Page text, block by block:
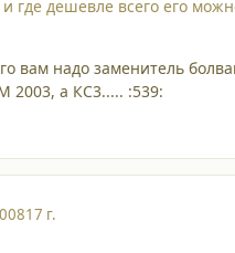
где дешевле всего его
вам надо заменитель
2003, а КС3..... :539:
17 г.